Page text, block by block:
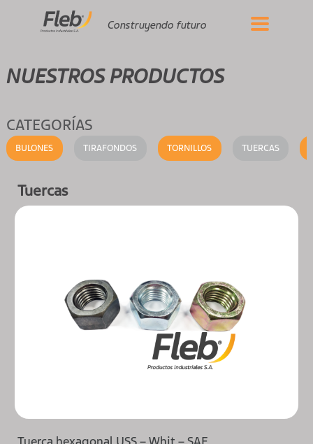
Construyendo futuro
NUESTROS PRODUCTOS
CATEGORÍAS
BULONES TIRAFONDOS TORNILLOS TUERCAS
Tuercas